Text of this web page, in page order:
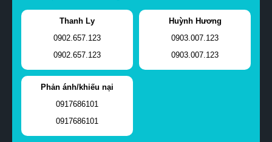
Thanh Ly
0902.657.123
0902.657.123
Huỳnh Hương
0903.007.123
0903.007.123
Phản ánh/khiếu nại
0917686101
0917686101